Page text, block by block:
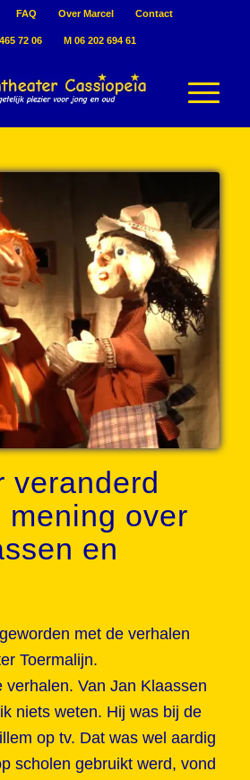
FAQ Over Marcel Contact
72 06 M 06 202 694 61
veranderd
mening over
en
met de verhalen
Toermalijn.
verhalen. Van Jan Klaassen
niets weten. Hij was bij de
op tv. Dat was wel aardig
scholen gebruikt werd, vond